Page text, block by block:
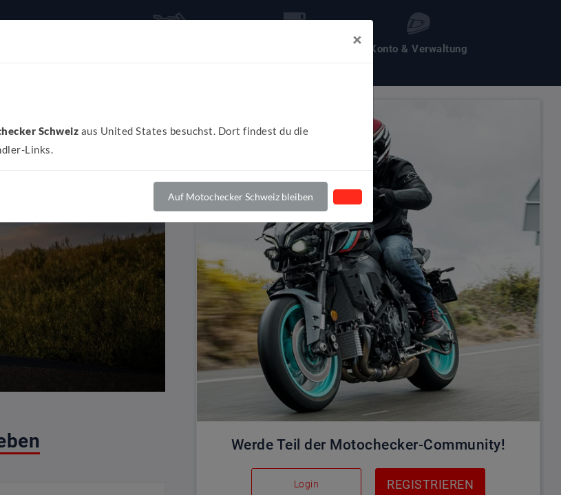
Konto & Verwaltung
Werde Teil der Motochecker-Community!
Login REGISTRIEREN
×
Schweiz aus United States besuchst. Dort findest du die
Links.
Auf Motochecker Schweiz bleiben